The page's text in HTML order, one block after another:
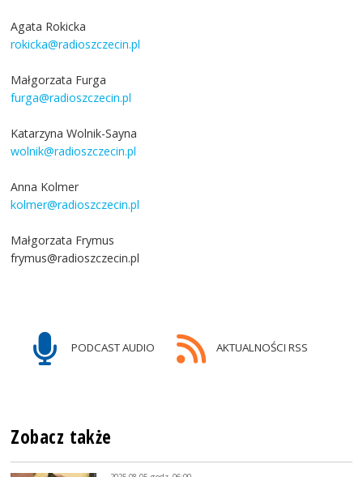
Agata Rokicka
rokicka@radioszczecin.pl
Małgorzata Furga
furga@radioszczecin.pl
Katarzyna Wolnik-Sayna
wolnik@radioszczecin.pl
Anna Kolmer
kolmer@radioszczecin.pl
Małgorzata Frymus
frymus@radioszczecin.pl
PODCAST AUDIO AKTUALNOŚCI RSS
Zobacz także